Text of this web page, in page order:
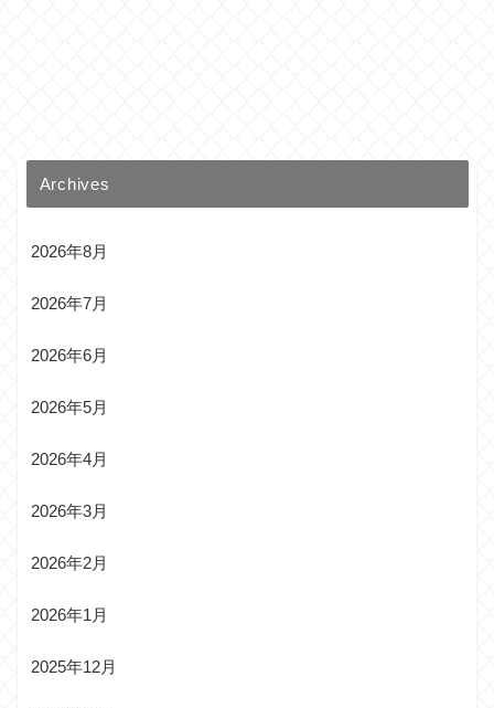
Archives
2026年8月
2026年7月
2026年6月
2026年5月
2026年4月
2026年3月
2026年2月
2026年1月
2025年12月